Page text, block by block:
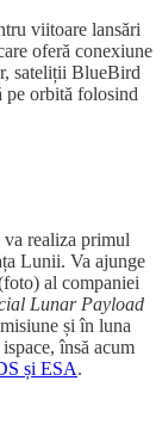
viitoare lansări
oferă conexiune
sateliții BlueBird
pe orbită folosind
va realiza primul
Lunii. Va ajunge
al companiei
Lunar Payload
și în luna
însă acum
și ESA.